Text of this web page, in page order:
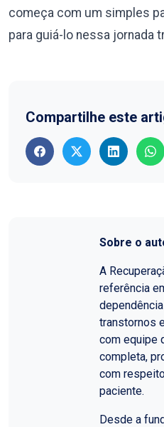
começa com um simples
para guiá-lo nessa jornada
Compartilhe este
Sobre o
A
referência
transtornos
com equipe
completa,
com
paciente.
Desde a